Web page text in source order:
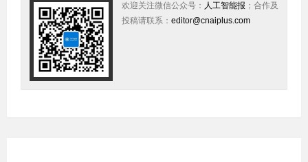
欢迎关注微信公众号： 人工智能报 ；合作及
投稿请联系： editor@cnaiplus.com